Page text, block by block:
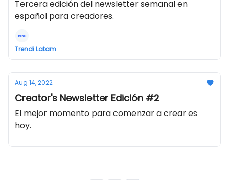
Tercera edición del newsletter semanal en
español para creadores.
Trendi Latam
Aug 14, 2022
Creator's Newsletter Edición #2
El mejor momento para comenzar a crear es
hoy.